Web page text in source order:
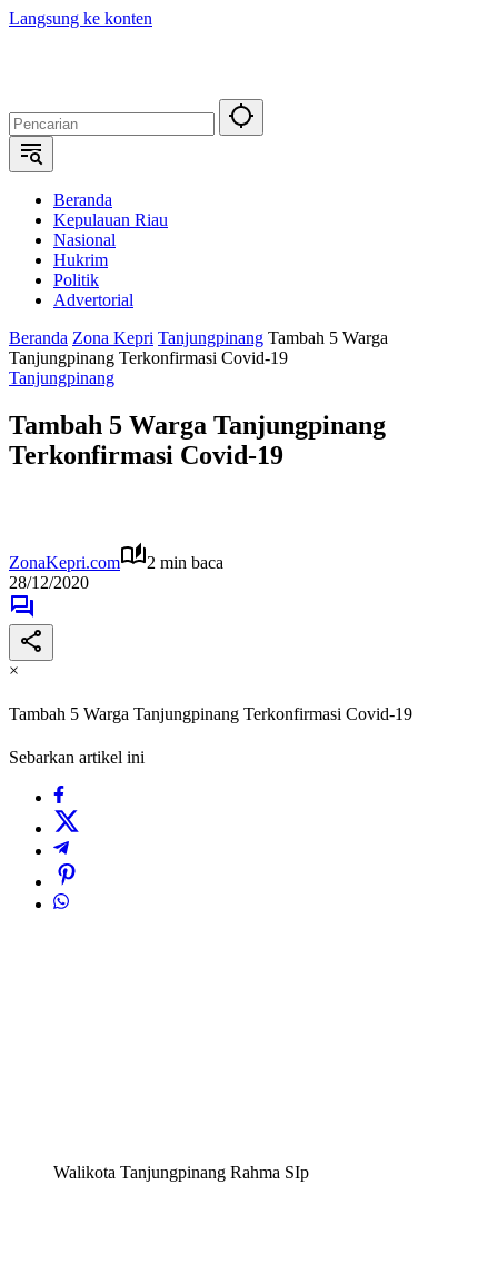
Langsung ke konten
Beranda
Kepulauan Riau
Nasional
Hukrim
Politik
Advertorial
Beranda Zona Kepri Tanjungpinang Tambah 5 Warga
Tanjungpinang Terkonfirmasi Covid-19
Tanjungpinang
Tambah 5 Warga Tanjungpinang
Terkonfirmasi Covid-19
ZonaKepri.com
2 min baca
28/12/2020
×
Tambah 5 Warga Tanjungpinang Terkonfirmasi Covid-19
Sebarkan artikel ini
Walikota Tanjungpinang Rahma SIp